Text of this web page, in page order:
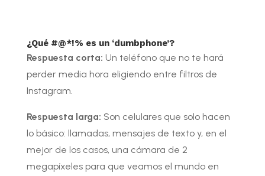
¿Qué #@*!% es un ‘dumbphone’?
Respuesta corta: Un teléfono que no te hará
perder media hora eligiendo entre filtros de
Instagram.
Respuesta larga: Son celulares que solo hacen
lo básico: llamadas, mensajes de texto y, en el
mejor de los casos, una cámara de 2
megapíxeles para que veamos el mundo en